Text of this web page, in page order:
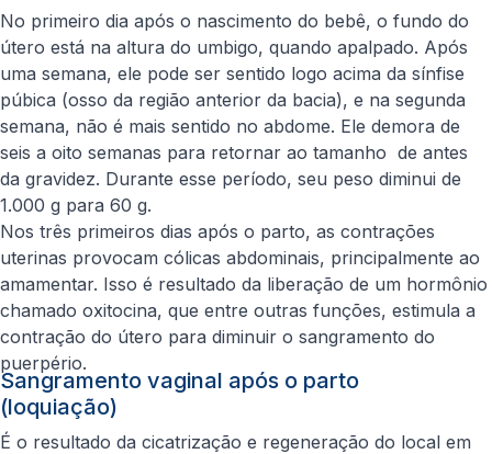
No primeiro dia após o nascimento do bebê, o fundo do
útero está na altura do umbigo, quando apalpado. Após
uma semana, ele pode ser sentido logo acima da sínfise
púbica (osso da região anterior da bacia), e na segunda
semana, não é mais sentido no abdome. Ele demora de
seis a oito semanas para retornar ao tamanho de antes
da gravidez. Durante esse período, seu peso diminui de
1.000 g para 60 g.
Nos três primeiros dias após o parto, as contrações
uterinas provocam cólicas abdominais, principalmente ao
amamentar. Isso é resultado da liberação de um hormônio
chamado oxitocina, que entre outras funções, estimula a
contração do útero para diminuir o sangramento do
puerpério.
Sangramento vaginal após o parto
(loquiação)
É o resultado da cicatrização e regeneração do local em